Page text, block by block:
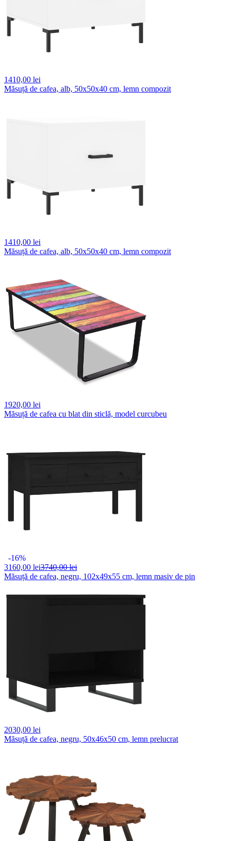
1410,00 lei
Măsuță de cafea, alb, 50x50x40 cm, lemn compozit
1410,00 lei
Măsuță de cafea, alb, 50x50x40 cm, lemn compozit
1920,00 lei
Măsuță de cafea cu blat din sticlă, model curcubeu
-16%
3160,00 lei3740,00 lei
Măsuță de cafea, negru, 102x49x55 cm, lemn masiv de pin
2030,00 lei
Măsuță de cafea, negru, 50x46x50 cm, lemn prelucrat